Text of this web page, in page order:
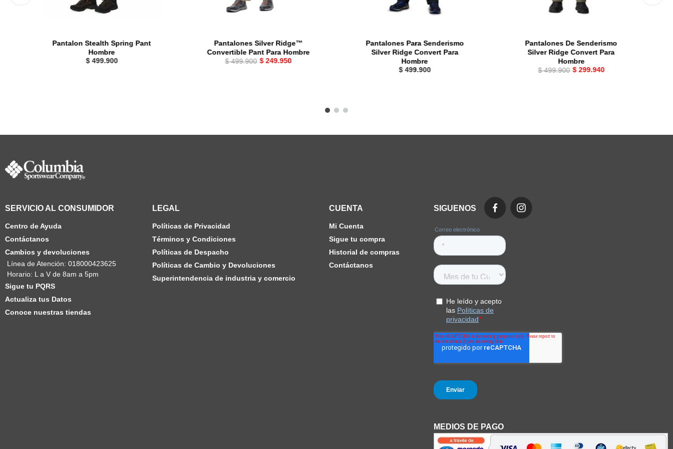
Pantalon Stealth Spring Pant
Hombre
$ 499.900
Pantalones Silver Ridge™
Convertible Pant Para Hombre
$ 499.900 $ 249.950
Pantalones Para Senderismo
Silver Ridge Convert Para
Hombre
$ 499.900
Pantalones De Senderismo
Silver Ridge Convert Para
Hombre
$ 499.900 $ 299.940
SERVICIO AL CONSUMIDOR
Centro de Ayuda
Contáctanos
Cambios y devoluciones
Línea de Atención: 018000423625
Horario: L a V de 8am a 5pm
Sigue tu PQRS
Actualiza tus Datos
Conoce nuestras tiendas
LEGAL
Políticas de Privacidad
Términos y Condiciones
Políticas de Despacho
Políticas de Cambio y Devoluciones
Superintendencia de industria y comercio
CUENTA
Mi Cuenta
Sigue tu compra
Historial de compras
Contáctanos
SIGUENOS
MEDIOS DE PAGO